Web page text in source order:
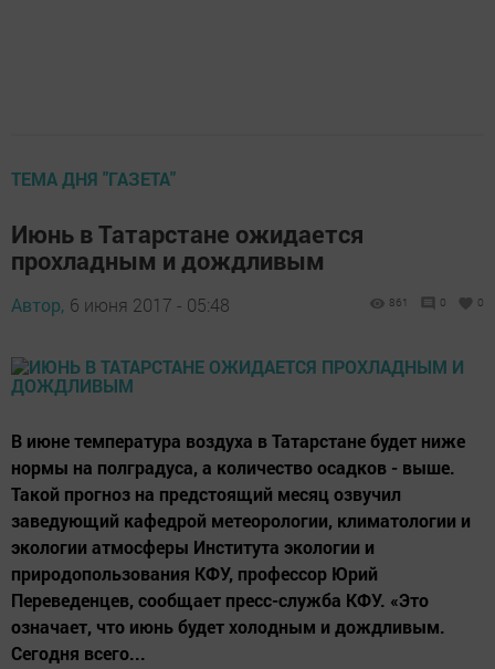
ТЕМА ДНЯ "ГАЗЕТА"
Июнь в Татарстане ожидается
прохладным и дождливым
Автор, 6 июня 2017 - 05:48 861 0 0
В июне температура воздуха в Татарстане будет ниже
нормы на полградуса, а количество осадков - выше.
Такой прогноз на предстоящий месяц озвучил
заведующий кафедрой метеорологии, климатологии и
экологии атмосферы Института экологии и
природопользования КФУ, профессор Юрий
Переведенцев, сообщает пресс-служба КФУ. «Это
означает, что июнь будет холодным и дождливым.
Сегодня всего...